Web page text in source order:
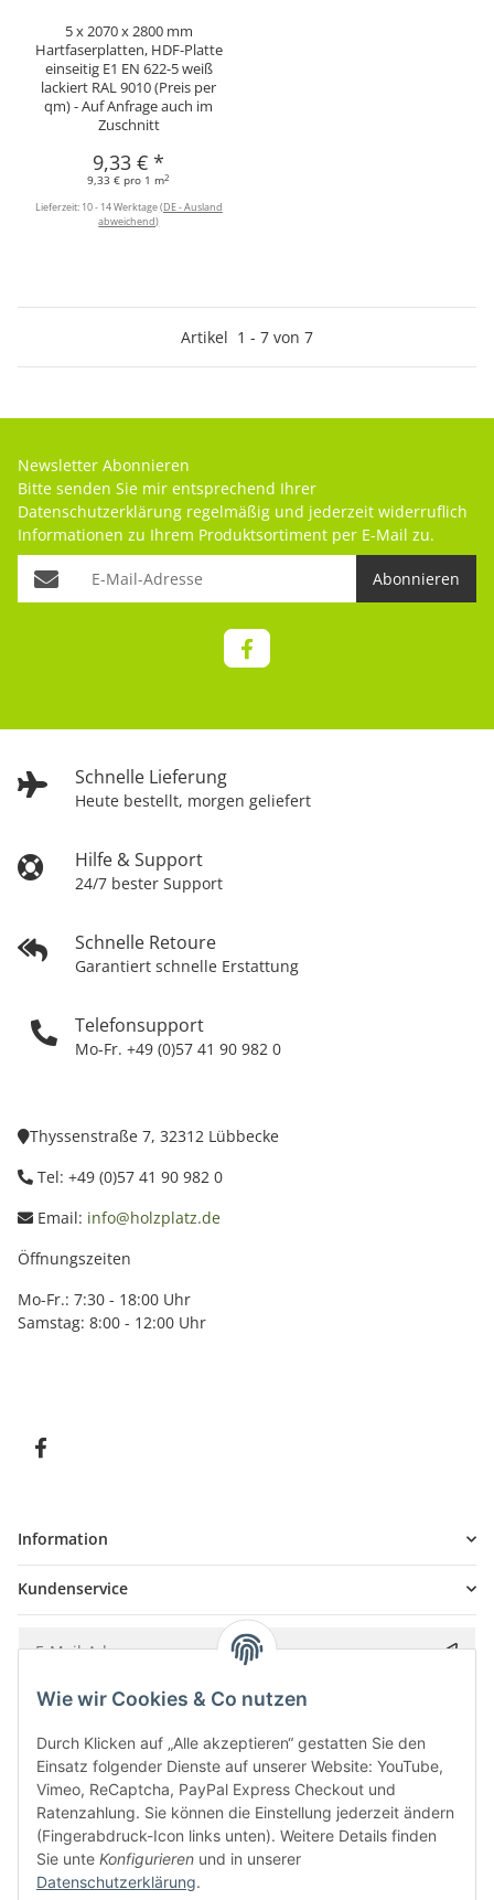
5 x 2070 x 2800 mm
Hartfaserplatten, HDF-Platte
einseitig E1 EN 622-5 weiß
lackiert RAL 9010 (Preis per
qm) - Auf Anfrage auch im
Zuschnitt
9,33 €*
9,33 € pro 1 m2
Lieferzeit: 10 - 14 Werktage(DE - Ausland
abweichend)
Artikel 1 - 7 von 7
Schnelle Lieferung
Heute bestellt, morgen geliefert
Hilfe & Support
24/7 bester Support
Schnelle Retoure
Garantiert schnelle Erstattung
Telefonsupport
Mo-Fr. +49 (0)57 41 90 982 0
Newsletter Abonnieren
Bitte senden Sie mir entsprechend Ihrer
Datenschutzerklärung regelmäßig und jederzeit widerruflich
Informationen zu Ihrem Produktsortiment per E-Mail zu.
Abonnieren
Thyssenstraße 7, 32312 Lübbecke
Tel: +49 (0)57 41 90 982 0
Email: info@holzplatz.de
Öffnungszeiten
Mo-Fr.: 7:30 - 18:00 Uhr
Samstag: 8:00 - 12:00 Uhr
Information
Kundenservice
Bitte senden Sie mir entsprechend IhrerDatenschutzerklärung
Wie wir Cookies & Co nutzen
Durch Klicken auf „Alle akzeptieren“ gestatten Sie den
Einsatz folgender Dienste auf unserer Website: YouTube,
Vimeo, ReCaptcha, PayPal Express Checkout und
Ratenzahlung. Sie können die Einstellung jederzeit ändern
(Fingerabdruck-Icon links unten). Weitere Details finden
Sie unte Konfigurieren und in unserer
Datenschutzerklärung.